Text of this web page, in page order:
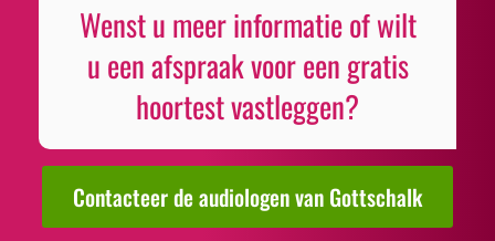
Wenst u meer informatie of wilt
u een afspraak voor een gratis
hoortest vastleggen?
Contacteer de audiologen van Gottschalk